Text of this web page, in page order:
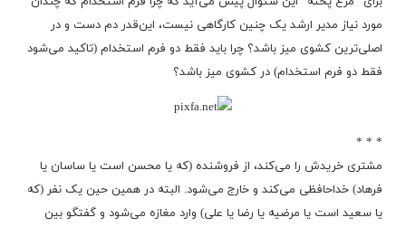
مورد نیاز مدیر ارشد یک چنین کارگاهی نیست، این‌قدر دم دست و در
اصلی‌ترین کشوی میز باشد؟ چرا باید فقط دو فرم استخدام (تاکید می‌شود
فقط دو فرم استخدام) در کشوی میز باشد؟
* * *
مشتری خریدش را می‌کند، از فروشنده (که یا محسن است یا ساسان یا
فرهاد) خداحافظی می‌کند و خارج می‌شود. البته در همین حین یک نفر (که
یا سعید است یا مرضیه یا رضا یا علی) وارد مغازه می‌شود و گفتگو بین